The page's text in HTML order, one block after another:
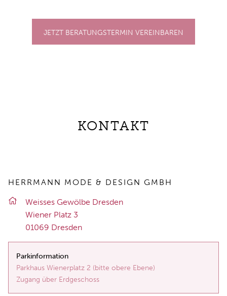
JETZT BERATUNGSTERMIN VEREINBAREN
KONTAKT
HERRMANN MODE & DESIGN GMBH
Weis­ses Ge­wöl­be Dres­den
Wie­ner Platz 3
01069 Dres­den
Parkinformation
Parkhaus Wienerplatz 2 (bitte obere Ebene)
Zugang über Erdgeschoss